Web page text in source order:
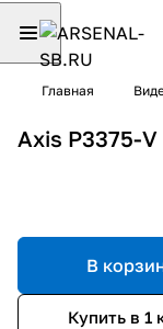
Главная
Axis P3375-V
В
Купить в 1